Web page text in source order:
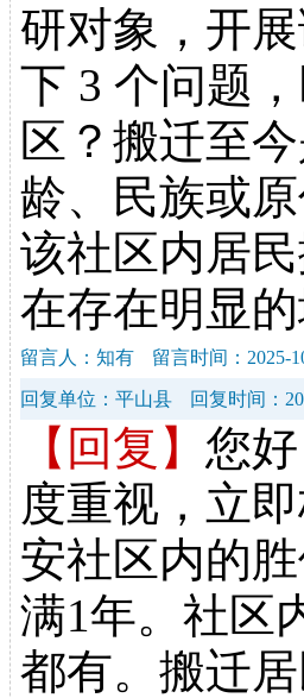
研对象，开
下 3 个问题
区？搬迁至
龄、民族或
该社区内居
在存在明显
留言人：知有 留言时间：2025-
回复单位：平山县 回复时间：
【回复】 您
度重视，立
安社区内的
满1年。社区
都有。搬迁